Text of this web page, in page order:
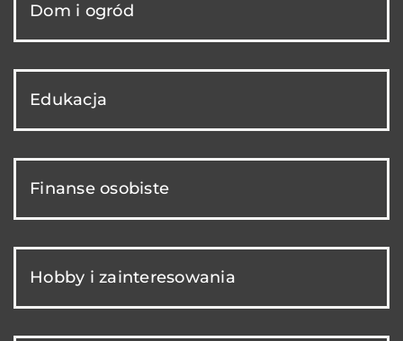
Dom i ogród
Edukacja
Finanse osobiste
Hobby i zainteresowania